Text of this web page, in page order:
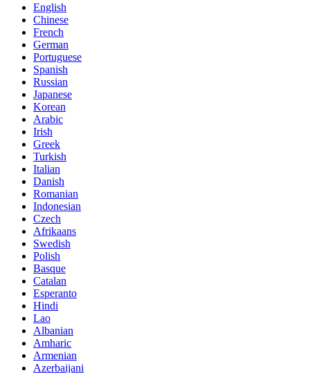
English
Chinese
French
German
Portuguese
Spanish
Russian
Japanese
Korean
Arabic
Irish
Greek
Turkish
Italian
Danish
Romanian
Indonesian
Czech
Afrikaans
Swedish
Polish
Basque
Catalan
Esperanto
Hindi
Lao
Albanian
Amharic
Armenian
Azerbaijani